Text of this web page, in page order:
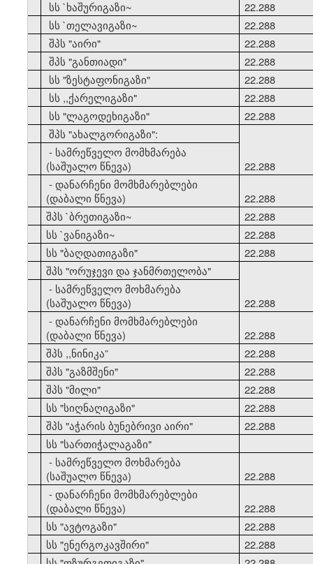
სს `ხაშურიგაზი~
22.288
სს `თელავიგაზი~
22.288
შპს "აირი"
22.288
შპს "განთიადი"
22.288
სს "ზესტაფონიგაზი"
22.288
სს ,,ქარელიგაზი"
22.288
სს "ლაგოდეხიგაზი"
22.288
შპს "ახალგორიგაზი":
- სამრეწველო მომხმარება
(საშუალო წნევა)
22.288
- დანარჩენი მომხმარებლები
(დაბალი წნევა)
22.288
შპს `ბრეთიგაზი~
22.288
სს `ვანიგაზი~
22.288
სს "ბაღდათიგაზი"
22.288
შპს "ორუჯევი და ჯანმრთელობა"
- სამრეწველო მოხმარება
(საშუალო წნევა)
22.288
- დანარჩენი მომხმარებლები
(დაბალი წნევა)
22.288
შპს ,,ნინიკა”
22.288
შპს "გაზმშენი"
22.288
შპს "მილი"
22.288
სს "სიღნაღიგაზი"
22.288
შპს "აჭარის ბუნებრივი აირი"
22.288
სს "სართიჭალაგაზი"
- სამრეწველო მოხმარება
(საშუალო წნევა)
22.288
- დანარჩენი მომხმარებლები
(დაბალი წნევა)
22.288
სს "ავტოგაზი"
22.288
სს "ენერგოკავშირი"
22.288